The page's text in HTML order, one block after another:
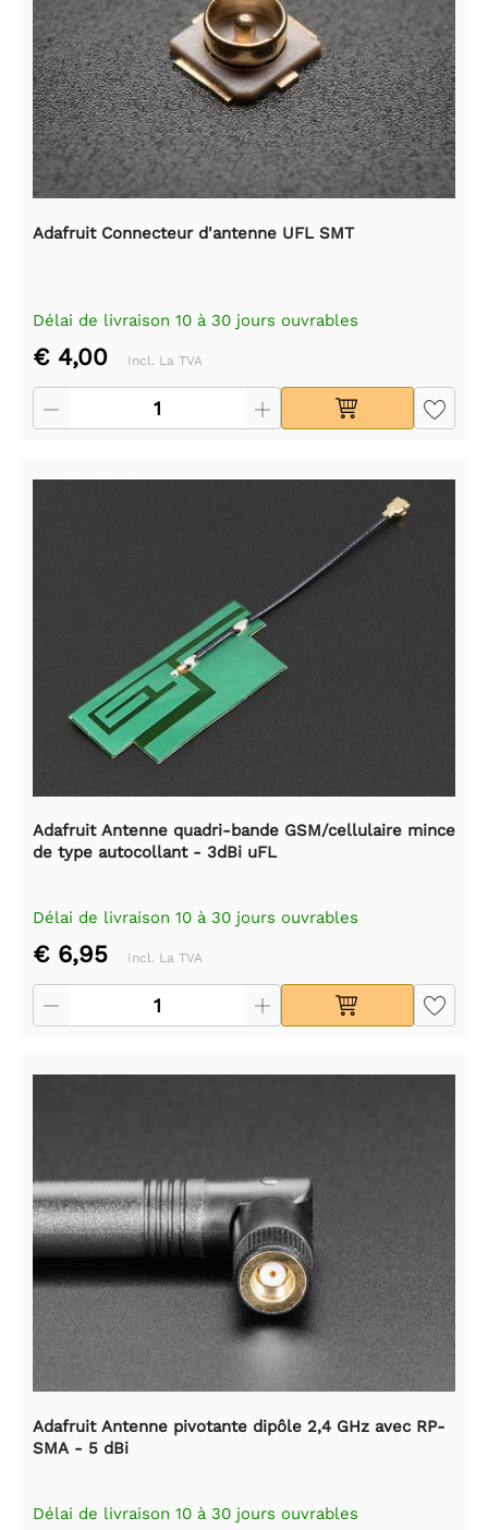
Adafruit Connecteur d'antenne UFL SMT
Délai de livraison 10 à 30 jours ouvrables
€ 4,00 Incl. La TVA
Adafruit Antenne quadri-bande GSM/cellulaire mince
de type autocollant - 3dBi uFL
Délai de livraison 10 à 30 jours ouvrables
€ 6,95 Incl. La TVA
Adafruit Antenne pivotante dipôle 2,4 GHz avec RP-
SMA - 5 dBi
Délai de livraison 10 à 30 jours ouvrables